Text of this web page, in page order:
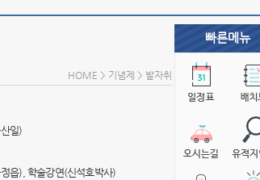
빠른메뉴
HOME > 기념제 > 발자취
일)
읍), 학술강연(신석호박사)